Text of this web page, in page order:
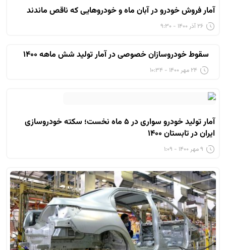
آمار فروش خودرو در آبان ماه و خودروهایی که ناقص ماندند
۲۶ آذر ۱۴۰۰ - ۹:۳۰
سقوط خودروسازان خصوصی در آمار تولید شش ماهه ۱۴۰۰
۲۴ مهر ۱۴۰۰ - ۱۰:۳۴
آمار تولید خودرو سواری در ۵ ماه نخست؛ سکته خودروسازی
ایران در تابستان ۱۴۰۰
۹ مهر ۱۴۰۰ - ۱:۰۹